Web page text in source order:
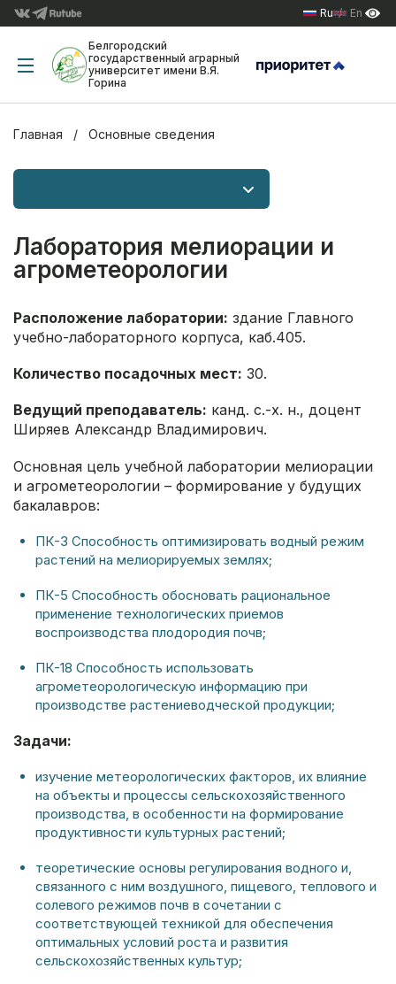
Ru En
Белгородский
государственный аграрный
университет имени В.Я.
Горина
Главная Основные сведения
Лаборатория мелиорации и
агрометеорологии
Расположение лаборатории: здание Главного
учебно-лабораторного корпуса, каб.405.
Количество посадочных мест: 30.
Ведущий преподаватель: канд. с.-х. н., доцент
Ширяев Александр Владимирович.
Основная цель учебной лаборатории мелиорации
и агрометеорологии – формирование у будущих
бакалавров:
ПК-3 Способность оптимизировать водный режим
растений на мелиорируемых землях;
ПК-5 Способность обосновать рациональное
применение технологических приемов
воспроизводства плодородия почв;
ПК-18 Способность использовать
агрометеорологическую информацию при
производстве растениеводческой продукции;
Задачи:
изучение метеорологических факторов, их влияние
на объекты и процессы сельскохозяйственного
производства, в особенности на формирование
продуктивности культурных растений;
теоретические основы регулирования водного и,
связанного с ним воздушного, пищевого, теплового и
солевого режимов почв в сочетании с
соответствующей техникой для обеспечения
оптимальных условий роста и развития
сельскохозяйственных культур;